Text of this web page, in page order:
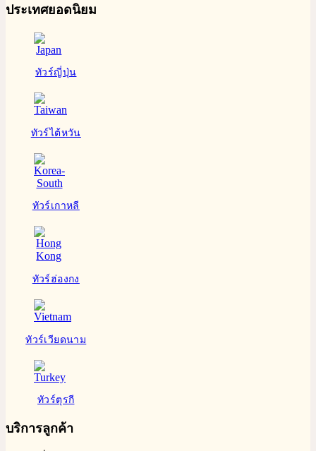
ประเทศยอดนิยม
ทัวร์ญี่ปุ่น
ทัวร์ไต้หวัน
ทัวร์เกาหลี
ทัวร์ฮ่องกง
ทัวร์เวียดนาม
ทัวร์ตุรกี
บริการลูกค้า